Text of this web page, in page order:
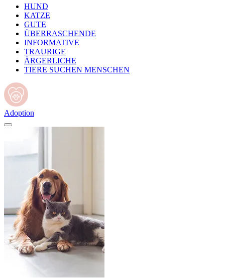
HUND
KATZE
GUTE
ÜBERRASCHENDE
INFORMATIVE
TRAURIGE
ÄRGERLICHE
TIERE SUCHEN MENSCHEN
Adoption